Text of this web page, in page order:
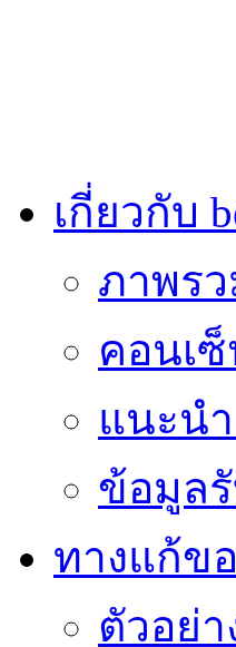
เกี่ยวกับ
ภาพร
คอนเซ็
แนะนำ
ข้อมูล
ทางแก้ข
ตัวอย่